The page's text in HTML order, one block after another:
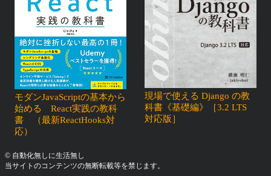
モダンJavaScriptの基本から
始める React実践の教科
書 （最新ReactHooks対
応）
現場で使える Django の教
科書《基礎編》［3.2 LTS
対応版］
© 自動化無しに生活無し
当サイトのコンテンツの無断転載等を禁じます。